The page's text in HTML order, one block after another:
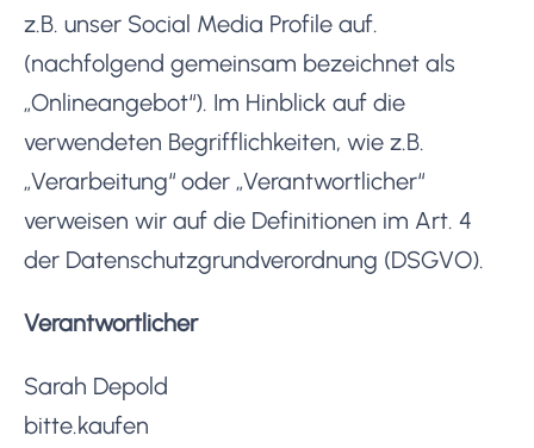
z.B. unser Social Media Profile auf.
(nachfolgend gemeinsam bezeichnet als
„Onlineangebot“). Im Hinblick auf die
verwendeten Begrifflichkeiten, wie z.B.
„Verarbeitung“ oder „Verantwortlicher“
verweisen wir auf die Definitionen im Art. 4
der Datenschutzgrundverordnung (DSGVO).
Verantwortlicher
Sarah Depold
bitte.kaufen